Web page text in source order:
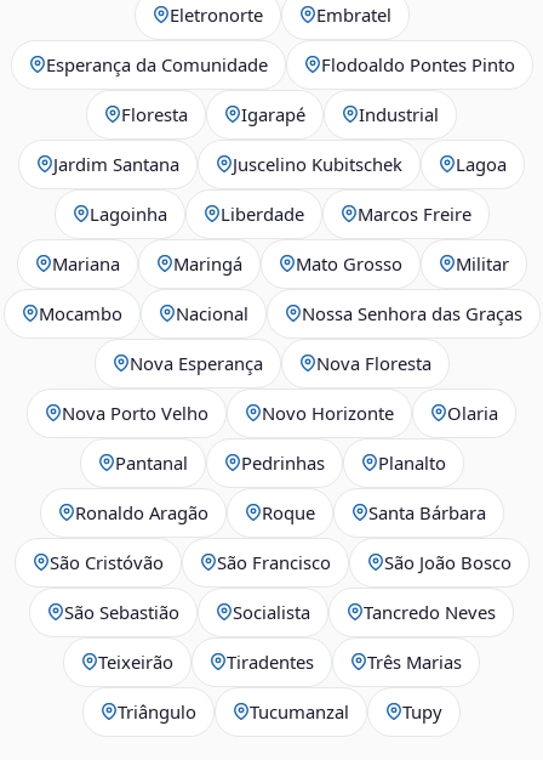
Eletronorte Embratel
Esperança da Comunidade Flodoaldo Pontes Pinto
Floresta Igarapé Industrial
Jardim Santana Juscelino Kubitschek Lagoa
Lagoinha Liberdade Marcos Freire
Mariana Maringá Mato Grosso Militar
Mocambo Nacional Nossa Senhora das Graças
Nova Esperança Nova Floresta
Nova Porto Velho Novo Horizonte Olaria
Pantanal Pedrinhas Planalto
Ronaldo Aragão Roque Santa Bárbara
São Cristóvão São Francisco São João Bosco
São Sebastião Socialista Tancredo Neves
Teixeirão Tiradentes Três Marias
Triângulo Tucumanzal Tupy